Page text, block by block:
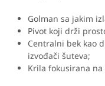
Golman sa jakim
Pivot koji drži
Centralni bek kao
izvođači šuteva;
Krila fokusirana